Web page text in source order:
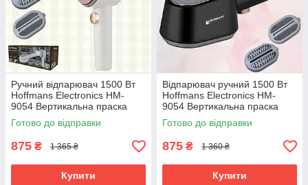
Ручний відпарювач 1500 Вт
Hoffmans Electronics HM-
9054 Вертикальна праска
парогенератор для одягу
Білий
Готово до відправки
875 ₴ 1 365 ₴
Купити
Відпарювач ручний 1500 Вт
Hoffmans Electronics HM-
9054 Вертикальна праска
парогенератор для одягу
Чорний
Готово до відправки
875 ₴ 1 360 ₴
Купити